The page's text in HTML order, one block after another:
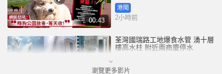
00:43
港聞
2小時前
荃灣國瑞路工地爆食水管 湧十層
樓高水柱 附近兩商廈停水
瀏覽更多影片